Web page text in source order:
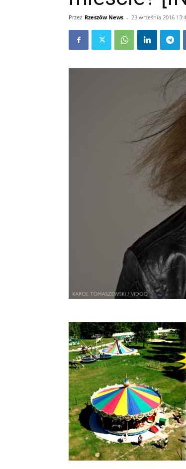
Przez Rzeszów News - 23 września 2016